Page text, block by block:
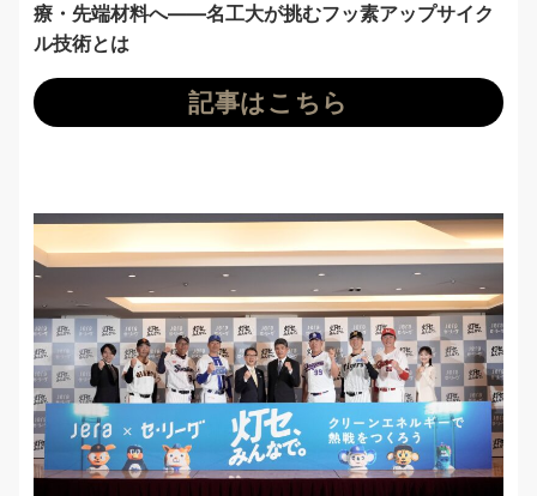
療・先端材料へ——名工大が挑むフッ素アップサイク
ル技術とは
記事はこちら